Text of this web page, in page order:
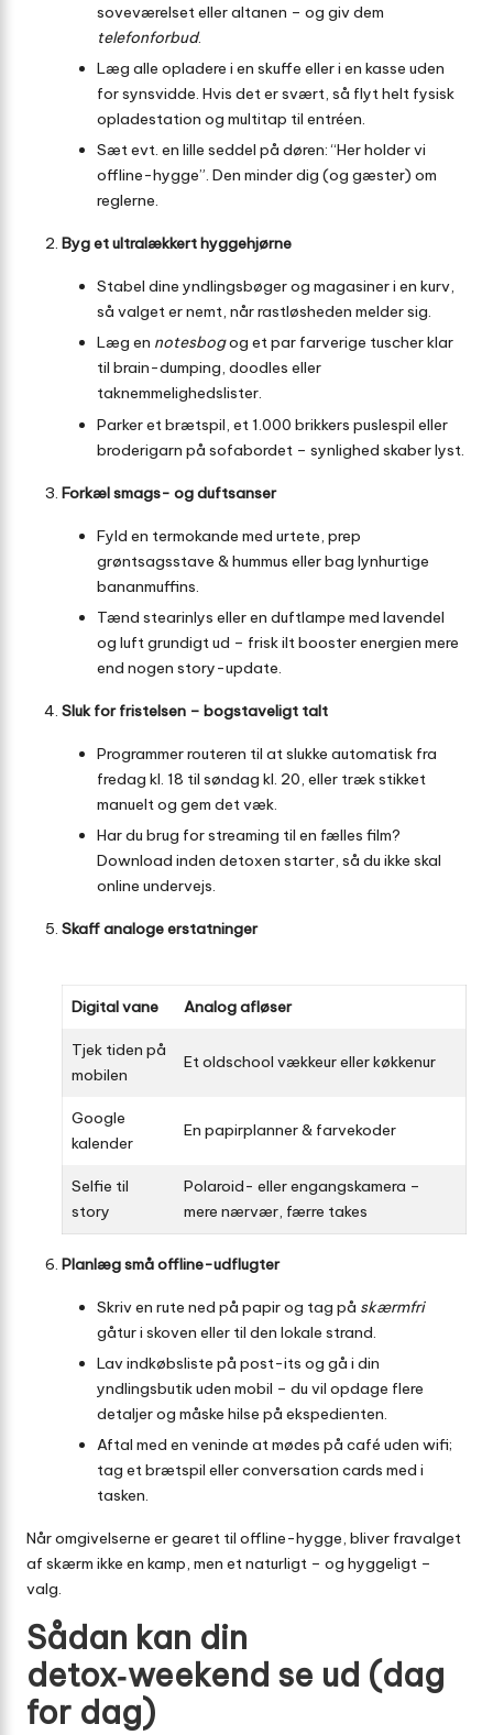
soveværelset eller altanen – og giv dem
telefonforbud.
Læg alle opladere i en skuffe eller i en kasse uden
for synsvidde. Hvis det er svært, så flyt helt fysisk
opladestation og multitap til entréen.
Sæt evt. en lille seddel på døren: “Her holder vi
offline-hygge”. Den minder dig (og gæster) om
reglerne.
Byg et ultralækkert hyggehjørne
Stabel dine yndlingsbøger og magasiner i en kurv,
så valget er nemt, når rastløsheden melder sig.
Læg en notesbogog et par farverige tuscher klar
til brain-dumping, doodles eller
taknemmelighedslister.
Parker et brætspil, et 1.000 brikkers puslespil eller
broderigarn på sofabordet – synlighed skaber lyst.
Forkæl smags- og duftsanser
Fyld en termokande med urtete, prep
grøntsagsstave & hummus eller bag lynhurtige
bananmuffins.
Tænd stearinlys eller en duftlampe med lavendel
og luft grundigt ud – frisk ilt booster energien mere
end nogen story-update.
Sluk for fristelsen – bogstaveligt talt
Programmer routeren til at slukke automatisk fra
fredag kl. 18 til søndag kl. 20, eller træk stikket
manuelt og gem det væk.
Har du brug for streaming til en fælles film?
Download inden detoxen starter, så du ikke skal
online undervejs.
Skaff analoge erstatninger
Digital vane Analog afløser
Tjek tiden på
mobilen
Et oldschool vækkeur eller køkkenur
Google
kalender
En papirplanner & farvekoder
Selfie til
story
Polaroid- eller engangskamera –
mere nærvær, færre takes
Planlæg små offline-udflugter
Skriv en rute ned på papir og tag på skærmfri
gåtur i skoven eller til den lokale strand.
Lav indkøbsliste på post-its og gå i din
yndlingsbutik uden mobil – du vil opdage flere
detaljer og måske hilse på ekspedienten.
Aftal med en veninde at mødes på café uden wifi;
tag et brætspil eller conversation cards med i
tasken.
Når omgivelserne er gearet til offline-hygge, bliver fravalget
af skærm ikke en kamp, men et naturligt – og hyggeligt –
valg.
Sådan kan din
detox‑weekend se ud (dag
for dag)